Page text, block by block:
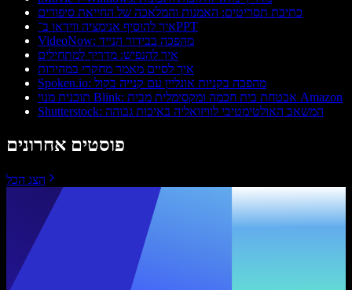
כתיבת תסריטים: האמנות והמלאכה של החייאת סיפורים
איך להוסיף אנימציה ווידאו ב־PPT
VideoNow: מהפכה בבידור הנייד
איך להנפיש: מדריך למתחילים
איך לסיים מאמר מחקרי במהירות
Spoken.io: מהפכה בקניות אונליין עם קנייה בקול
תוכנית מנוי Blink: אבטחת בית חכמה ומקסימלית מבית Amazon
Shutterstock: המשאב האולטימטיבי לוויזואליה באיכות גבוהה
פוסטים אחרונים
הצג הכל